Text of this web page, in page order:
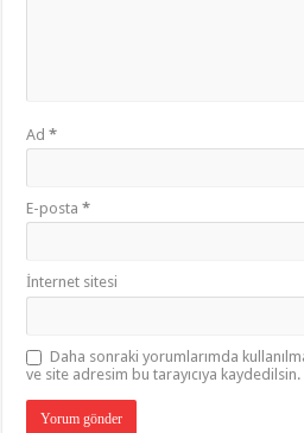
Ad*
E-posta*
İnternet sitesi
Daha sonraki yorumlarımda
ve site adresim bu tarayıcıya kaydedilsin.